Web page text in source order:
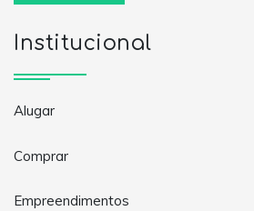
Institucional
Alugar
Comprar
Empreendimentos